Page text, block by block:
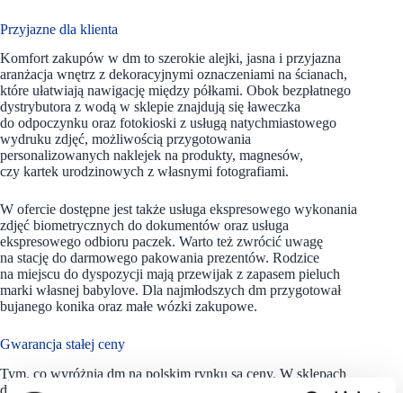
Przyjazne dla klienta
Komfort zakupów w dm to szerokie alejki, jasna i przyjazna
aranżacja wnętrz z dekoracyjnymi oznaczeniami na ścianach,
które ułatwiają nawigację między półkami. Obok bezpłatnego
dystrybutora z wodą w sklepie znajdują się ławeczka
do odpoczynku oraz fotokioski z usługą natychmiastowego
wydruku zdjęć, możliwością przygotowania
personalizowanych naklejek na produkty, magnesów,
czy kartek urodzinowych z własnymi fotografiami.
W ofercie dostępne jest także usługa ekspresowego wykonania
zdjęć biometrycznych do dokumentów oraz usługa
ekspresowego odbioru paczek. Warto też zwrócić uwagę
na stację do darmowego pakowania prezentów. Rodzice
na miejscu do dyspozycji mają przewijak z zapasem pieluch
marki własnej babylove. Dla najmłodszych dm przygotował
bujanego konika oraz małe wózki zakupowe.
Gwarancja stałej ceny
Tym, co wyróżnia dm na polskim rynku są ceny. W sklepach